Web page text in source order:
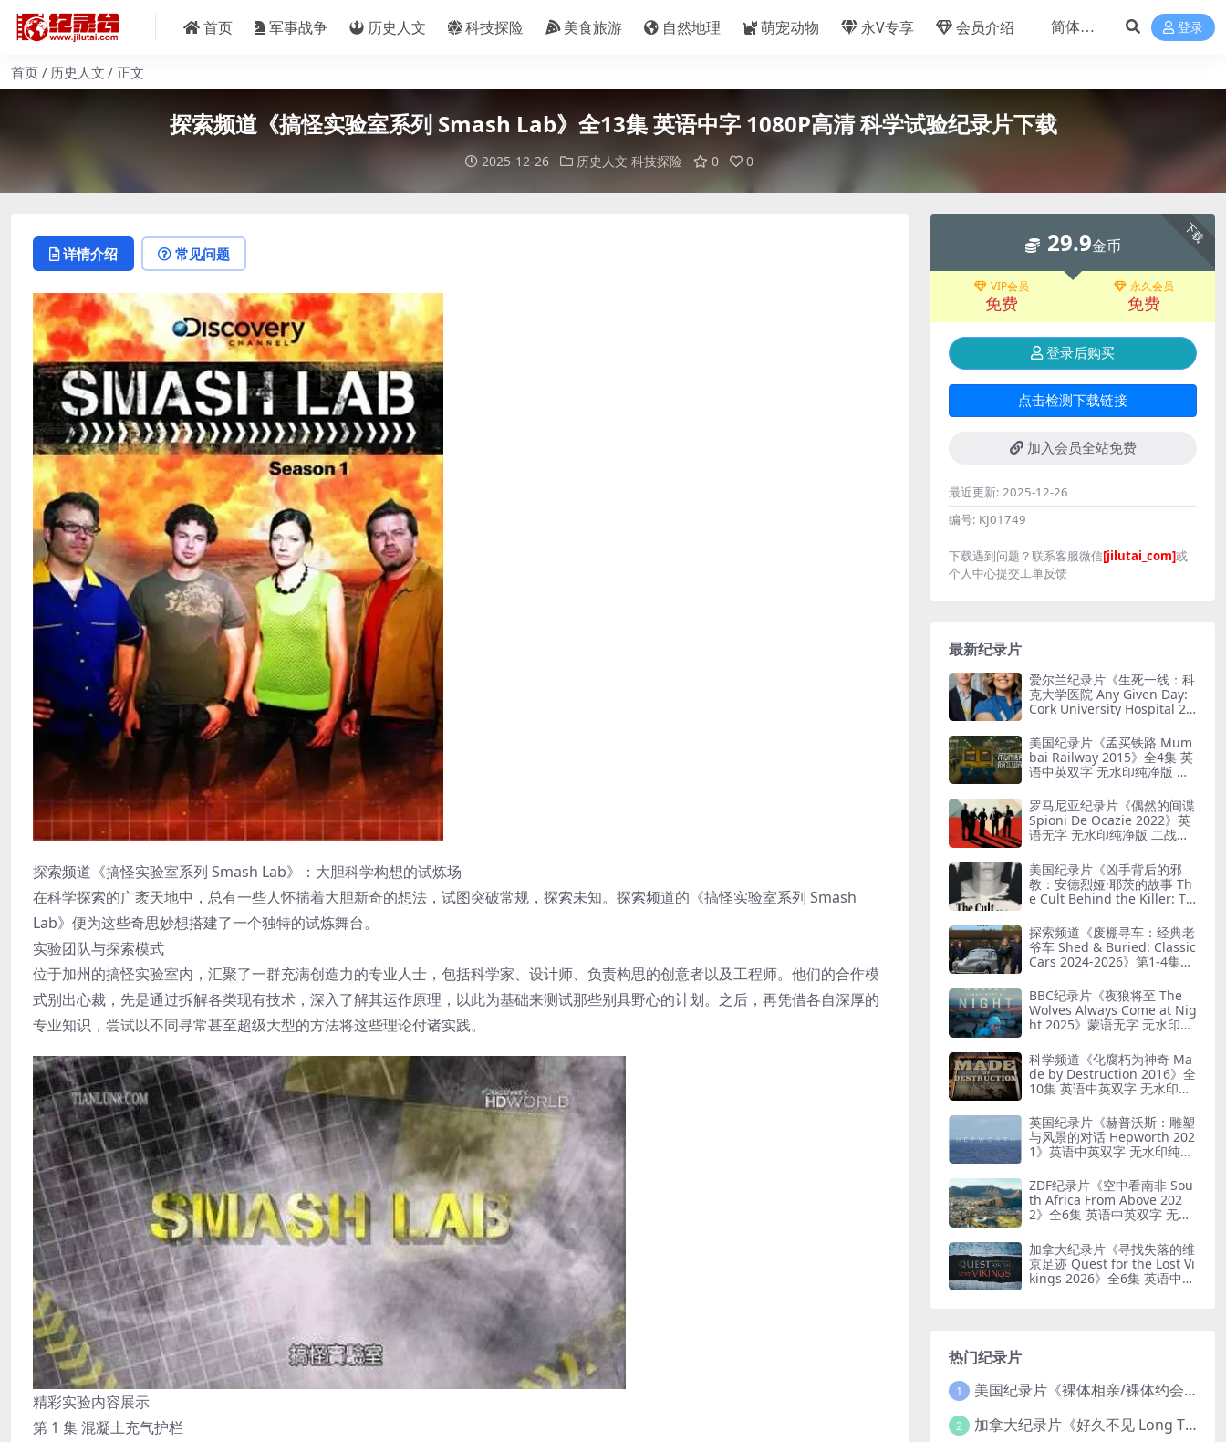
首页 军事战争 历史人文 科技探险 美食旅游 自然地理 萌宠动物 永V专享 会员介绍 登录
首页 历史人文 正文
探索频道《搞怪实验室系列 Smash Lab》全13集 英语中字 1080P高清 科学试验纪录片下载
2025-12-26 历史人文 科技探险 0 0
详情介绍 常见问题
探索频道《搞怪实验室系列 Smash Lab》：大胆科学构想的试炼场
在科学探索的广袤天地中，总有一些人怀揣着大胆新奇的想法，试图突破常规，探索未知。探索频道的《搞怪实验室系列 Smash
Lab》便为这些奇思妙想搭建了一个独特的试炼舞台。
实验团队与探索模式
位于加州的搞怪实验室内，汇聚了一群充满创造力的专业人士，包括科学家、设计师、负责构思的创意者以及工程师。他们的合作模
式别出心裁，先是通过拆解各类现有技术，深入了解其运作原理，以此为基础来测试那些别具野心的计划。之后，再凭借各自深厚的
专业知识，尝试以不同寻常甚至超级大型的方法将这些理论付诸实践。
精彩实验内容展示
第 1 集 混凝土充气护栏
下载
29.9金币
VIP会员
免费
永久会员
免费
登录后购买
点击检测下载链接
加入会员全站免费
最近更新: 2025-12-26
编号: KJ01749
下载遇到问题？联系客服微信[jilutai_com]或
个人中心提交工单反馈
最新纪录片
爱尔兰纪录片《生死一线：科
克大学医院 Any Given Day:
Cork University Hospital 20
水印纯净版 爱尔兰医院
美国纪录片《孟买铁路 Mum
bai Railway 2015》全4集 英
语中英双字 无水印纯净版 孟
罗马尼亚纪录片《偶然的间谍
Spioni De Ocazie 2022》英
语无字 无水印纯净版 二战谍
美国纪录片《凶手背后的邪
教：安德烈娅·耶茨的故事 Th
e Cult Behind the Killer: Th
6》全3集 英语中英双字 无水
印纯净版 精神控制
探索频道《废棚寻车：经典老
爷车 Shed & Buried: Classic
Cars 2024-2026》第1-4集全
净版 翻新老爷车
BBC纪录片《夜狼将至 The
Wolves Always Come at Nig
ht 2025》蒙语无字 无水印纯
科学频道《化腐朽为神奇 Ma
de by Destruction 2016》全
10集 英语中英双字 无水印纯
英国纪录片《赫普沃斯：雕塑
与风景的对话 Hepworth 202
1》英语中英双字 无水印纯净
ZDF纪录片《空中看南非 Sou
th Africa From Above 202
2》全6集 英语中英双字 无水
加拿大纪录片《寻找失落的维
京足迹 Quest for the Lost Vi
kings 2026》全6集 英语中英
热门纪录片
1 美国纪录片《裸体相亲/裸体约会 Dating Naked 2014-2016》第1-3季全33集 英语中英双字 无水印纯净版 1080P/MKV/85.6G 裸体相亲真人秀
2 加拿大纪录片《好久不见 Long Time Comin 1993》英语中英双字 官方纯净版 1080P/MKV/1G 女同性艺术家